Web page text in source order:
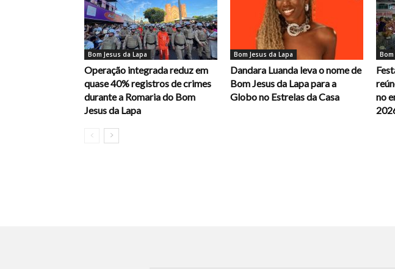
Bom Jesus da Lapa
Operação integrada reduz em
quase 40% registros de crimes
durante a Romaria do Bom
Jesus da Lapa
Bom Jesus da Lapa
Dandara Luanda leva o nome de
Bom Jesus da Lapa para a
Globo no Estrelas da Casa
Bom
no